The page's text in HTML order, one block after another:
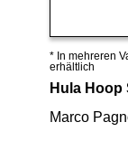
Details
* In mehreren
erhältlich
Hula Hoop
Marco